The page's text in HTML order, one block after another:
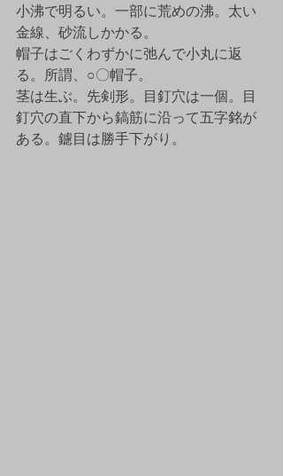
小沸で明るい。一部に荒めの沸。太い
金線、砂流しかかる。
帽子はごくわずかに弛んで小丸に返
る。所謂、○〇帽子。
茎は生ぶ。先剣形。目釘穴は一個。目
釘穴の直下から鎬筋に沿って五字銘が
ある。鑢目は勝手下がり。